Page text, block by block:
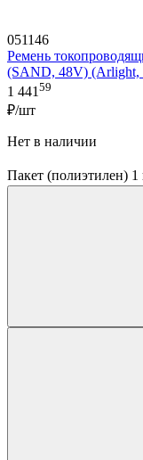
051146
Ремень
(SAND, 48V) (Arlight,
1 44159
₽/шт
Нет в наличии
Пакет (полиэтилен)